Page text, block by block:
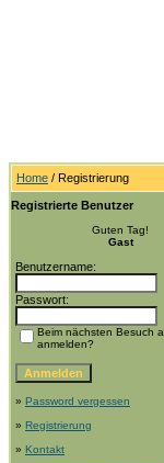
Home / Registrierung
Registrierte Benutzer
Guten Tag!
Gast
Benutzername:
Passwort:
Beim nächsten Besuch
anmelden?
» Password vergessen
» Registrierung
» Kontakt